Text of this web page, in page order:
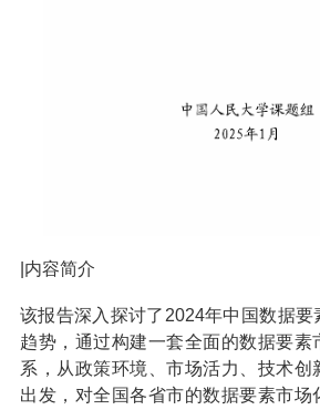
|内容简介
该报告深入探讨了2024年中国数据
趋势，通过构建一套全面的数据要素
系，从政策环境、市场活力、技术创
出发，对全国各省市的数据要素市场